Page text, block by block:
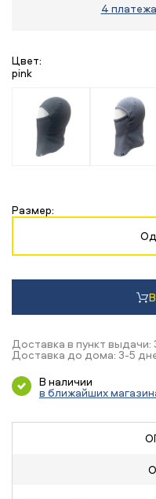
4
Цвет:
pink
Размер:
Доставка в пункт
Доставка до дома: 3-5
В наличии
в ближайших